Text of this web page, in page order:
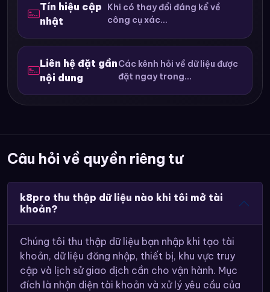
Tín hiệu cập
nhật
Khi có thay đổi đáng kể về
công cụ xác...
Liên hệ đặt gần
nội dung
Các kênh hỏi về dữ liệu được
đặt ngay trong...
Câu hỏi về quyền riêng tư
k8pro thu thập dữ liệu nào khi tôi mở tài
khoản?
Chúng tôi thu thập dữ liệu bạn nhập khi tạo tài
khoản, dữ liệu đăng nhập, thiết bị, khu vực truy
cập và lịch sử giao dịch cần cho vận hành. Mục
đích là nhận diện tài khoản và xử lý yêu cầu của